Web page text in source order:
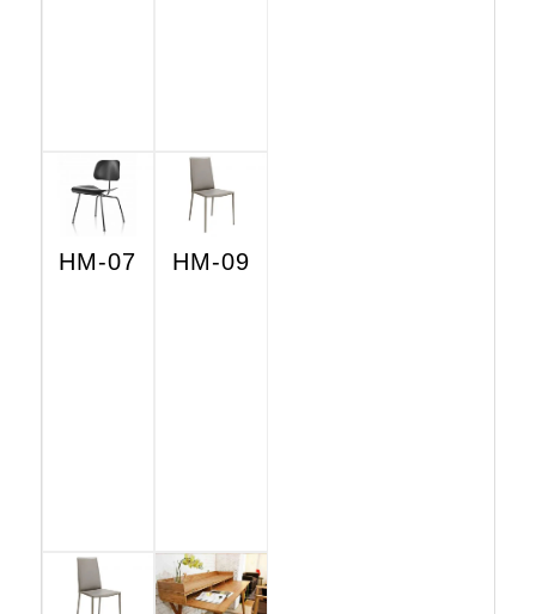
HM-07 HM-09